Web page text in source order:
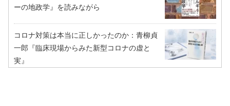
ーの地政学』を読みながら
コロナ対策は本当に正しかったのか：青柳貞
一郎『臨床現場からみた新型コロナの虚と
実』